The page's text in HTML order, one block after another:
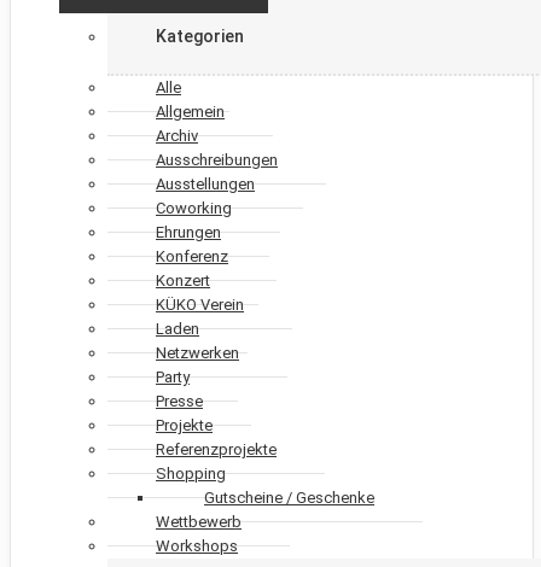
Kategorien
Alle
Allgemein
Archiv
Ausschreibungen
Ausstellungen
Coworking
Ehrungen
Konferenz
Konzert
KÜKO Verein
Laden
Netzwerken
Party
Presse
Projekte
Referenzprojekte
Shopping
Gutscheine / Geschenke
Wettbewerb
Workshops